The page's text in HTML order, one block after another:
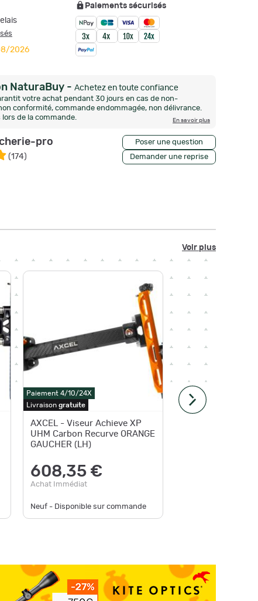
2026
Paiements sécurisés
NaturaBuy - Achetez en toute confiance
votre achat pendant 30 jours en cas de non-
conformité, commande endommagée, non délivrance.
lors de la commande.
En savoir plus
pro
(174) Demander une reprise
Poser une question
Voir plus
Paiement 4/10/24X
Livraison gratuite
AXCEL - Viseur Achieve XP
UHM Carbon Recurve ORANGE
GAUCHER (LH)
608,35 €
Achat Immédiat
Neuf - Disponible sur commande